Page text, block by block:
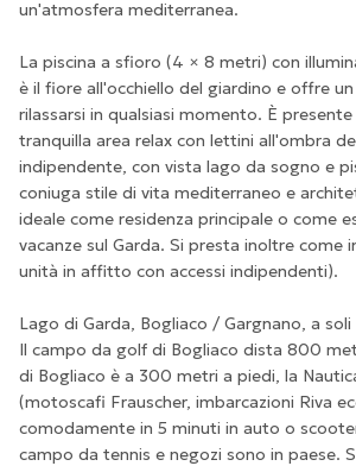
un'atmosfera mediterranea.
La piscina a sfioro (4 × 8 metri) con
è il fiore all'occhiello del giardino e offre
rilassarsi in qualsiasi momento. È
tranquilla area relax con lettini all'ombra
indipendente, con vista lago da sogno e
coniuga stile di vita mediterraneo e
ideale come residenza principale o come
vacanze sul Garda. Si presta inoltre come
unità in affitto con accessi indipendenti).
Lago di Garda, Bogliaco / Gargnano, a
Il campo da golf di Bogliaco dista 800
di Bogliaco è a 300 metri a piedi, la
(motoscafi Frauscher, imbarcazioni Riva
comodamente in 5 minuti in auto o
campo da tennis e negozi sono in paese.